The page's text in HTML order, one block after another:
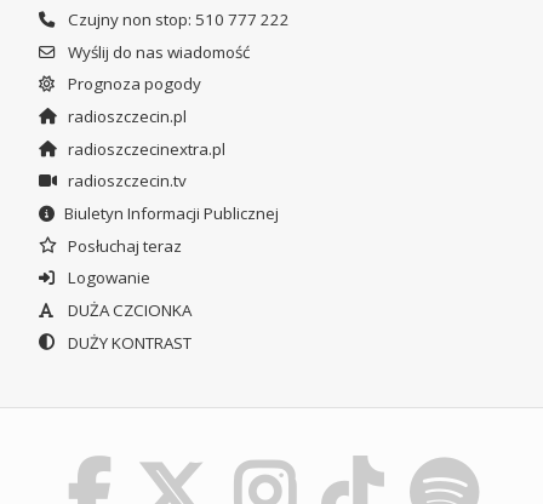
Czujny non stop: 510 777 222
Wyślij do nas wiadomość
Prognoza pogody
radioszczecin.pl
radioszczecinextra.pl
radioszczecin.tv
Biuletyn Informacji Publicznej
Posłuchaj teraz
Logowanie
DUŻA CZCIONKA
DUŻY KONTRAST